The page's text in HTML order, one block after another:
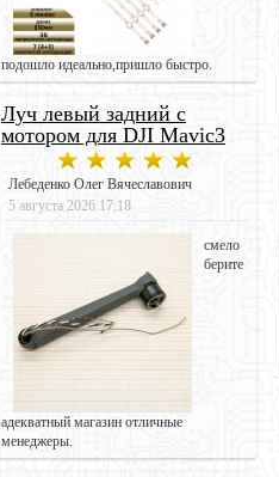
подошло идеально,пришло быстро.
Луч левый задний с
мотором для DJI Mavic3
Лебеденко Олег Вячеславович
5 августа 2026 17:18
смело
берите
адекватный магазин отличные
менеджеры.